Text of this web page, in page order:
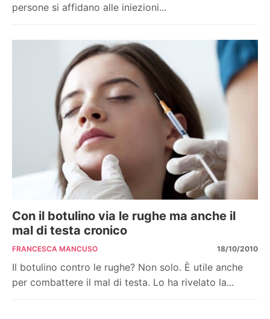
persone si affidano alle iniezioni...
Con il botulino via le rughe ma anche il
mal di testa cronico
FRANCESCA MANCUSO 18/10/2010
Il botulino contro le rughe? Non solo. È utile anche
per combattere il mal di testa. Lo ha rivelato la...